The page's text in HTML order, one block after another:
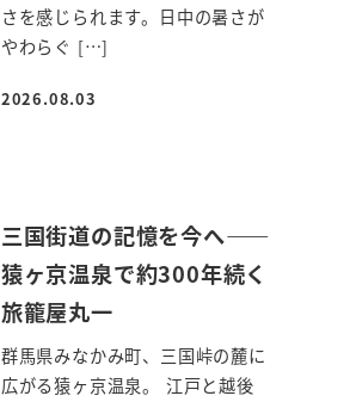
さを感じられます。日中の暑さが
やわらぐ […]
投稿日
2026.08.03
三国街道の記憶を今へ――
猿ヶ京温泉で約300年続く
旅籠屋丸一
群馬県みなかみ町、三国峠の麓に
広がる猿ヶ京温泉。 江戸と越後